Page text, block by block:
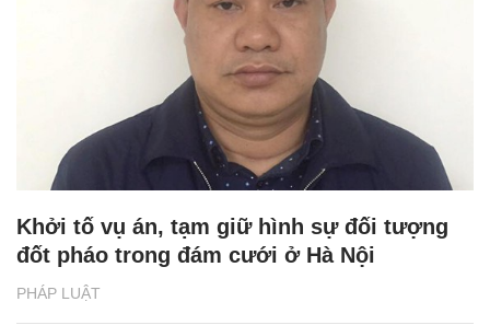
PHÁP LUẬT
Khởi tố vụ án, tạm giữ hình sự đối tượng
đốt pháo trong đám cưới ở Hà Nội